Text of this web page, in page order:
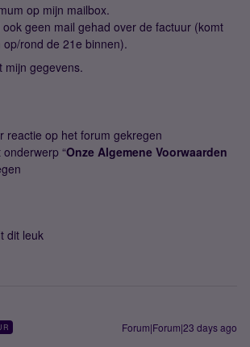
op mijn mailbox.
geen mail gehad over de factuur (komt
rond de 21e binnen).
mijn gegevens.
reactie op het forum gekregen
“Onze Algemene Voorwaarden
dit leuk
Forum|Forum|23 days ago